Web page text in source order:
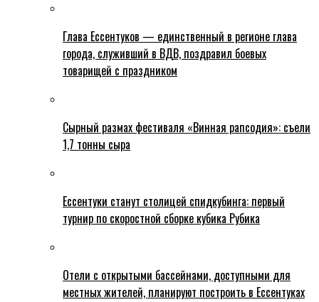
Глава Ессентуков — единственный в регионе глава
города, служивший в ВДВ, поздравил боевых
товарищей с праздником
Сырный размах фестиваля «Винная рапсодия»: съели
1,7 тонны сыра
Ессентуки станут столицей спидкубинга: первый
турнир по скоростной сборке кубика Рубика
Отели с открытыми бассейнами, доступными для
местных жителей, планируют построить в Ессентуках